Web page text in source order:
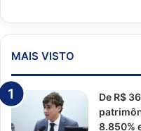
MAIS VISTO
De R$
8.850%